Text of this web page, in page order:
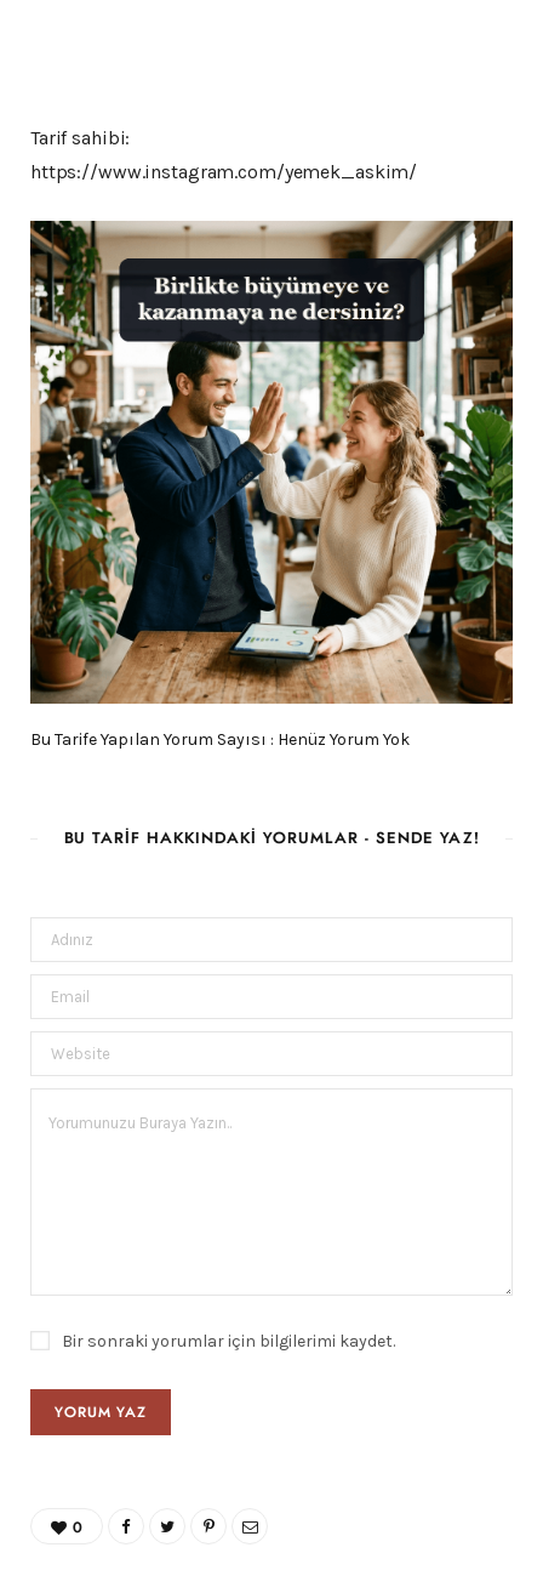
Tarif sahibi:
https://www.instagram.com/yemek_askim/
Bu Tarife Yapılan Yorum Sayısı : Henüz Yorum Yok
BU TARIF HAKKINDAKI YORUMLAR - SENDE YAZ!
Bir sonraki yorumlar için bilgilerimi kaydet.
0